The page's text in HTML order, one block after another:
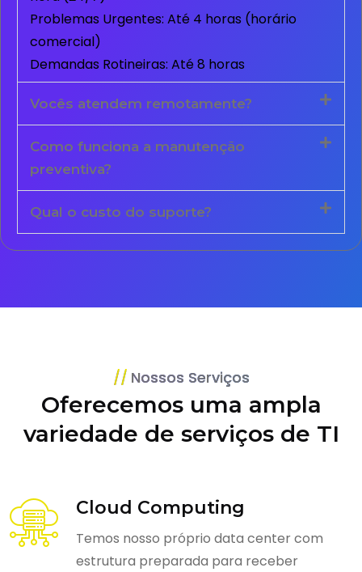
Problemas Urgentes: Até 4 horas (horário
comercial)
Demandas Rotineiras: Até 8 horas
Vocês atendem remotamente?
Como funciona a manutenção
preventiva?
Qual o custo do suporte?
Nossos Serviços
Oferecemos uma ampla
variedade de serviços de TI
Cloud Computing
Temos nosso próprio data center com
estrutura preparada para receber